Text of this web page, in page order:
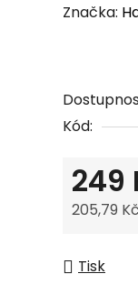
hodnocení
z
5
Značka:
Kód:
249
205,79
Tisk